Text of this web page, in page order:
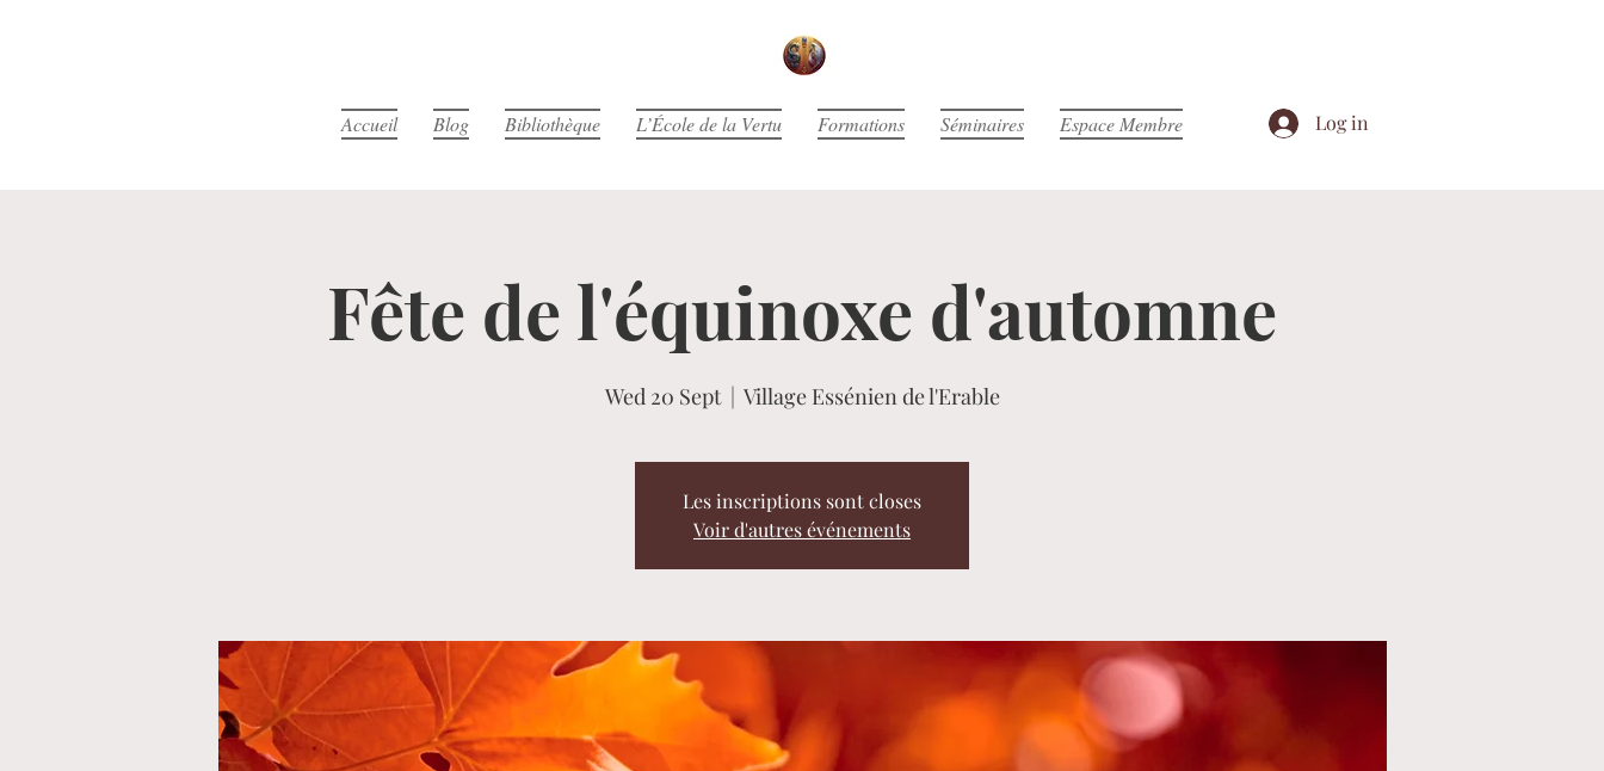
Accueil Blog Bibliothèque L’École de la Vertu Formations Séminaires Espace Membre Log in
Fête de l'équinoxe d'automne
Wed 20 Sept
  |
Village Essénien de l'Erable
Les inscriptions sont closes
Voir d'autres événements